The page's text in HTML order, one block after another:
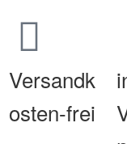
Versandk
osten-frei